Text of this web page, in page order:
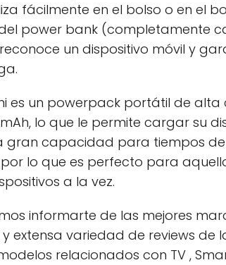
fácilmente en el bolso o en el
power bank (completamente
un dispositivo móvil y
es un powerpack portátil de
lo que le permite cargar su
gran capacidad para tiempos
lo que es perfecto para
a la vez.
informarte de las mejores
extensa variedad de reviews de
relacionados con TV ,